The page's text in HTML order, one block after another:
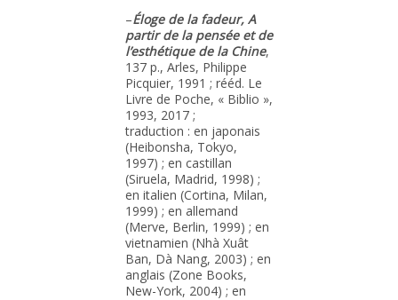
–Éloge de la fadeur, A
partir de la pensée et de
l’esthétique de la Chine,
137 p., Arles, Philippe
Picquier, 1991 ; rééd. Le
Livre de Poche, « Biblio »,
1993, 2017 ;
traduction : en japonais
(Heibonsha, Tokyo,
1997) ; en castillan
(Siruela, Madrid, 1998) ;
en italien (Cortina, Milan,
1999) ; en allemand
(Merve, Berlin, 1999) ; en
vietnamien (Nhà Xuât
Ban, Dà Nang, 2003) ; en
anglais (Zone Books,
New-York, 2004) ; en